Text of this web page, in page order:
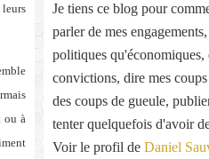
leurs
ou à
Je tiens ce blog pour
parler de mes
politiques qu'économiques,
convictions, dire mes
des coups de gueule,
tenter quelquefois d'avoir
Voir le profil de Daniel